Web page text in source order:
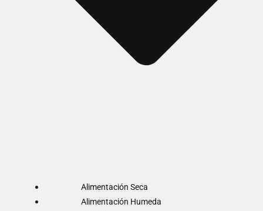
Alimentación Seca
Alimentación Humeda